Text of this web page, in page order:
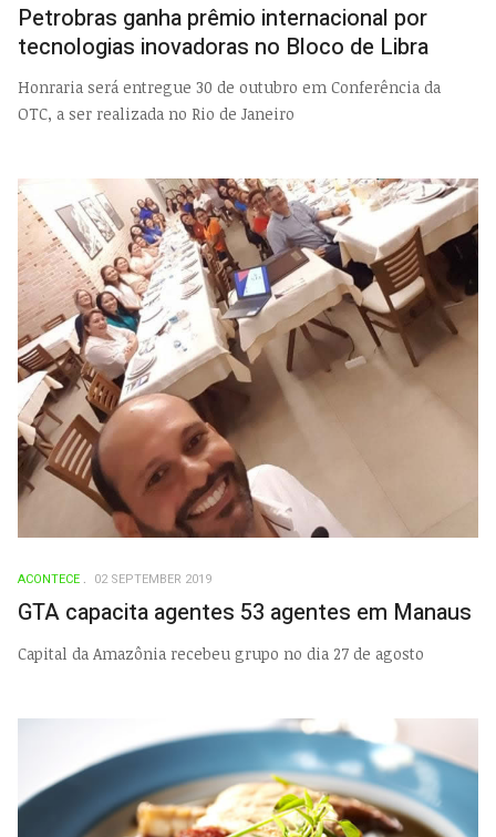
Petrobras ganha prêmio internacional por
tecnologias inovadoras no Bloco de Libra
Honraria será entregue 30 de outubro em Conferência da
OTC, a ser realizada no Rio de Janeiro
ACONTECE 02 SEPTEMBER 2019
GTA capacita agentes 53 agentes em Manaus
Capital da Amazônia recebeu grupo no dia 27 de agosto